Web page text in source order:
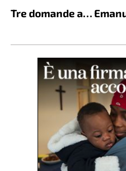
Tre domande a…